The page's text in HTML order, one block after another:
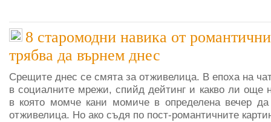
8 старомодни навика от
трябва да върнем днес
Срещите днес се смята за отживелица. В епоха на
в социалните мрежи, спийд дейтинг и какво ли още
в която момче кани момиче в определена вечер
отживелица. Но ако съдя по пост-романтичните